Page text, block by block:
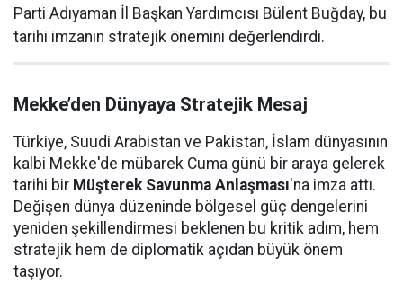
Parti Adıyaman İl Başkan Yardımcısı Bülent Buğday, bu
tarihi imzanın stratejik önemini değerlendirdi.
Mekke’den Dünyaya Stratejik Mesaj
Türkiye, Suudi Arabistan ve Pakistan, İslam dünyasının
kalbi Mekke'de mübarek Cuma günü bir araya gelerek
tarihi bir Müşterek Savunma Anlaşması'na imza attı.
Değişen dünya düzeninde bölgesel güç dengelerini
yeniden şekillendirmesi beklenen bu kritik adım, hem
stratejik hem de diplomatik açıdan büyük önem
taşıyor.